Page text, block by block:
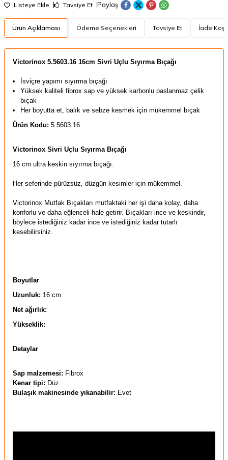
Listeye Ekle Tavsiye Et Paylaş
Ürün Açıklaması Ödeme Seçenekleri Tavsiye Et İade
Victorinox 5.5603.16 16cm Sivri Uçlu Sıyırma Bıçağı
İsviçre yapımı sıyırma bıçağı
Yüksek kaliteli fibrox sap ve yüksek karbonlu paslanmaz çelik
bıçak
Her boyutta et, balık ve sebze kesmek için mükemmel bıçak
Ürün Kodu: 5.5603.16
Victorinox Sivri Uçlu Sıyırma Bıçağı
16 cm ultra keskin sıyırma bıçağı.
Her seferinde pürüzsüz, düzgün kesimler için mükemmel.
Victorinox Mutfak Bıçakları mutfaktaki her işi daha kolay, daha
konforlu ve daha eğlenceli hale getirir. Bıçakları ince ve keskindir,
böylece istediğiniz kadar ince ve istediğiniz kadar tutarlı
kesebilirsiniz.
Boyutlar
Uzunluk: 16 cm
Net ağırlık:
Yükseklik:
Detaylar
Sap malzemesi: Fibrox
Kenar tipi: Düz
Bulaşık makinesinde yıkanabilir: Evet